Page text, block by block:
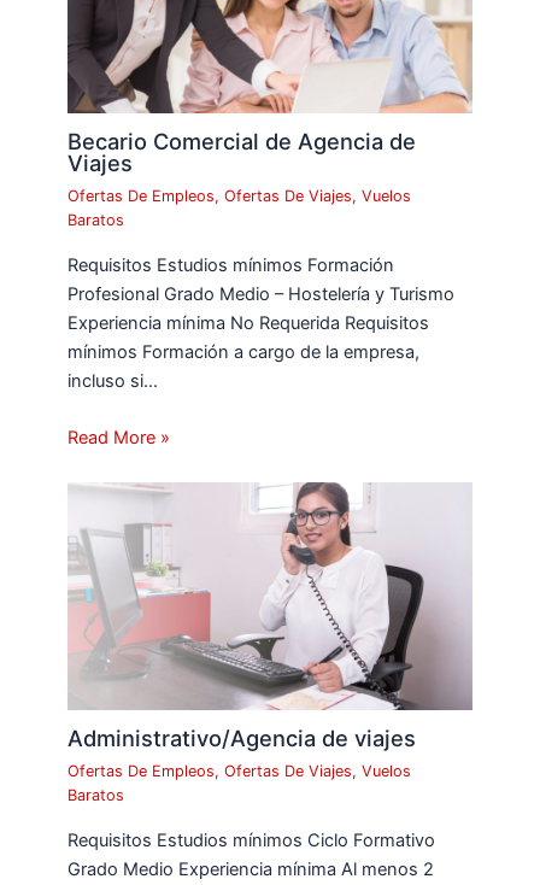
Becario Comercial de Agencia de
Viajes
Ofertas De Empleos,Ofertas De Viajes,Vuelos
Baratos
Requisitos Estudios mínimos Formación
Profesional Grado Medio – Hostelería y Turismo
Experiencia mínima No Requerida Requisitos
mínimos Formación a cargo de la empresa,
incluso si…
Read More »
Administrativo/Agencia de viajes
Ofertas De Empleos,Ofertas De Viajes,Vuelos
Baratos
Requisitos Estudios mínimos Ciclo Formativo
Grado Medio Experiencia mínima Al menos 2